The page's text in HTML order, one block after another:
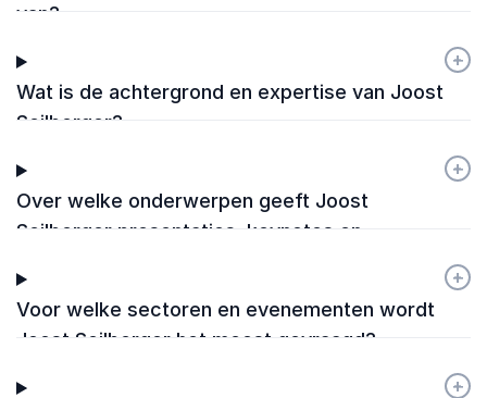
van?
Wat is de achtergrond en expertise van Joost
Seilberger?
+
-
Over welke onderwerpen geeft Joost
Seilberger presentaties, keynotes en
+
-
Voor welke sectoren en evenementen wordt
Joost Seilberger het meest gevraagd?
+
-
+
-